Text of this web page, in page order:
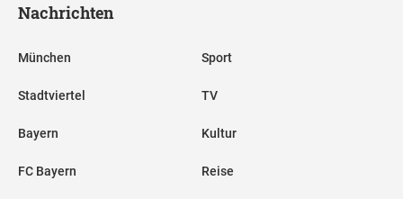
Nachrichten
München
Stadtviertel
Bayern
FC Bayern
Sport
TV
Kultur
Reise